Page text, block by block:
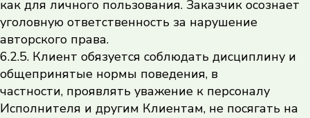
как для личного пользования. Заказчик осознает
уголовную ответственность за нарушение
авторского права.
6.2.5. Клиент обязуется соблюдать дисциплину и
общепринятые нормы поведения, в
частности, проявлять уважение к персоналу
Исполнителя и другим Клиентам, не посягать на